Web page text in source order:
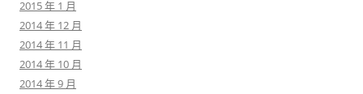
2015 年 1 月
2014 年 12 月
2014 年 11 月
2014 年 10 月
2014 年 9 月